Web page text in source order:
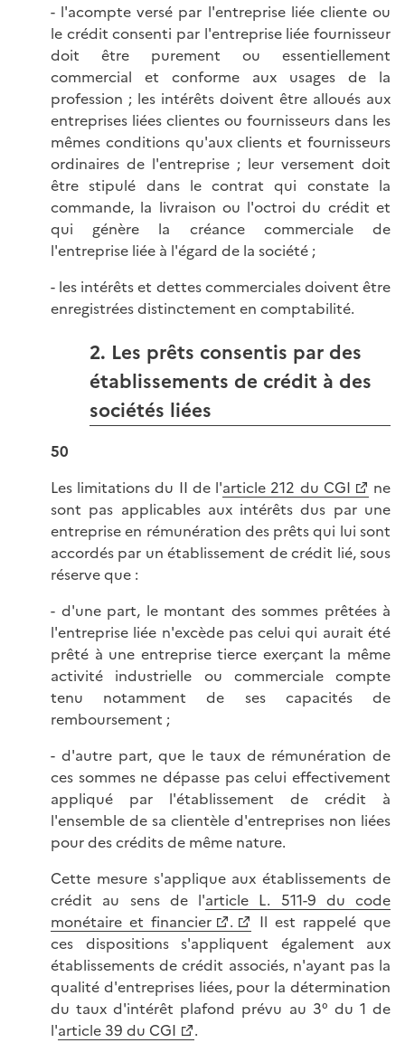
- l'acompte versé par l'entreprise liée cliente ou
le crédit consenti par l'entreprise liée fournisseur
doit être purement ou essentiellement
commercial et conforme aux usages de la
profession ; les intérêts doivent être alloués aux
entreprises liées clientes ou fournisseurs dans les
mêmes conditions qu'aux clients et fournisseurs
ordinaires de l'entreprise ; leur versement doit
être stipulé dans le contrat qui constate la
commande, la livraison ou l'octroi du crédit et
qui génère la créance commerciale de
l'entreprise liée à l'égard de la société ;
- les intérêts et dettes commerciales doivent être
enregistrées distinctement en comptabilité.
2. Les prêts consentis par des
établissements de crédit à des
sociétés liées
50
Les limitations du II de l'article 212 du CGI
ne
sont pas applicables aux intérêts dus par une
entreprise en rémunération des prêts qui lui sont
accordés par un établissement de crédit lié, sous
réserve que :
- d'une part, le montant des sommes prêtées à
l'entreprise liée n'excède pas celui qui aurait été
prêté à une entreprise tierce exerçant la même
activité industrielle ou commerciale compte
tenu notamment de ses capacités de
remboursement ;
- d'autre part, que le taux de rémunération de
ces sommes ne dépasse pas celui effectivement
appliqué par l'établissement de crédit à
l'ensemble de sa clientèle d'entreprises non liées
pour des crédits de même nature.
Cette mesure s'applique aux établissements de
crédit au sens de l'article L. 511-9 du code
monétaire et financier
.
Il est rappelé que
ces dispositions s'appliquent également aux
établissements de crédit associés, n'ayant pas la
qualité d'entreprises liées, pour la détermination
du taux d'intérêt plafond prévu au 3° du 1 de
l'article 39 du CGI
.